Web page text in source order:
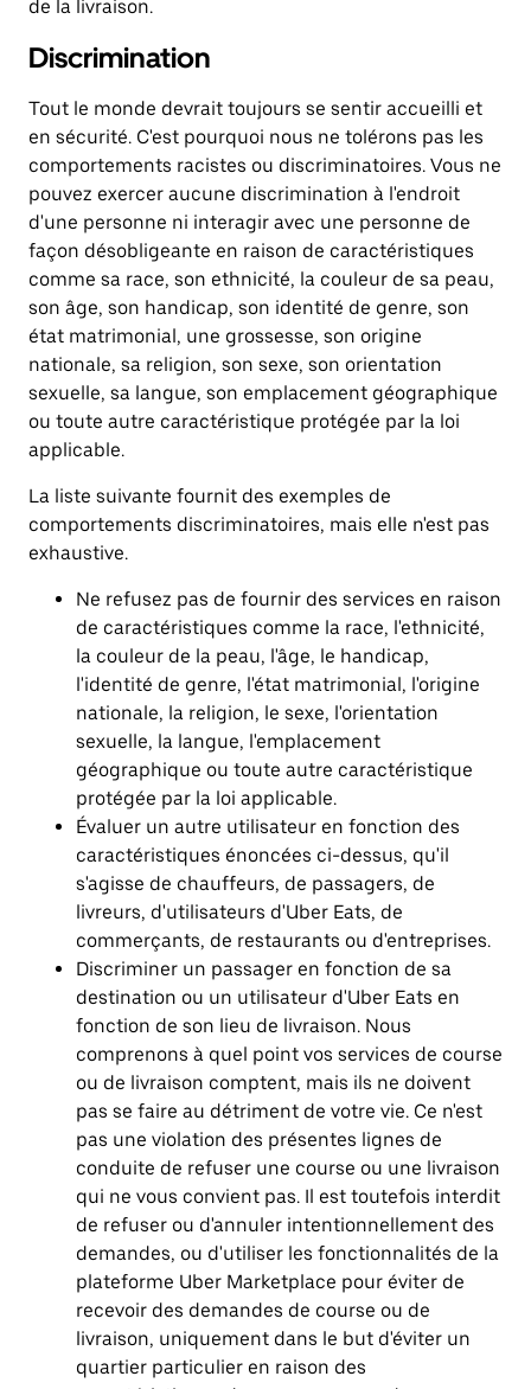
de la livraison.
Discrimination
Tout le monde devrait toujours se sentir accueilli et
en sécurité. C'est pourquoi nous ne tolérons pas les
comportements racistes ou discriminatoires. Vous ne
pouvez exercer aucune discrimination à l'endroit
d'une personne ni interagir avec une personne de
façon désobligeante en raison de caractéristiques
comme sa race, son ethnicité, la couleur de sa peau,
son âge, son handicap, son identité de genre, son
état matrimonial, une grossesse, son origine
nationale, sa religion, son sexe, son orientation
sexuelle, sa langue, son emplacement géographique
ou toute autre caractéristique protégée par la loi
applicable.
La liste suivante fournit des exemples de
comportements discriminatoires, mais elle n'est pas
exhaustive.
Ne refusez pas de fournir des services en raison
de caractéristiques comme la race, l'ethnicité,
la couleur de la peau, l'âge, le handicap,
l'identité de genre, l'état matrimonial, l'origine
nationale, la religion, le sexe, l'orientation
sexuelle, la langue, l'emplacement
géographique ou toute autre caractéristique
protégée par la loi applicable.
Évaluer un autre utilisateur en fonction des
caractéristiques énoncées ci-dessus, qu'il
s'agisse de chauffeurs, de passagers, de
livreurs, d'utilisateurs d'Uber Eats, de
commerçants, de restaurants ou d'entreprises.
Discriminer un passager en fonction de sa
destination ou un utilisateur d'Uber Eats en
fonction de son lieu de livraison. Nous
comprenons à quel point vos services de course
ou de livraison comptent, mais ils ne doivent
pas se faire au détriment de votre vie. Ce n'est
pas une violation des présentes lignes de
conduite de refuser une course ou une livraison
qui ne vous convient pas. Il est toutefois interdit
de refuser ou d'annuler intentionnellement des
demandes, ou d'utiliser les fonctionnalités de la
plateforme Uber Marketplace pour éviter de
recevoir des demandes de course ou de
livraison, uniquement dans le but d'éviter un
quartier particulier en raison des